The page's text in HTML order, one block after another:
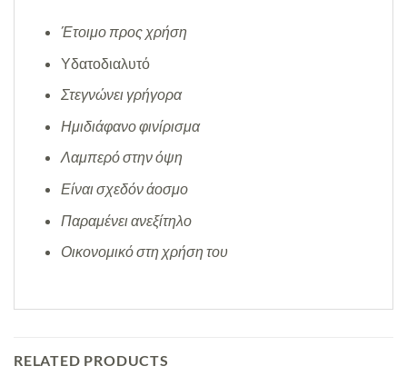
Έτοιμο προς χρήση
Υδατοδιαλυτό
Στεγνώνει γρήγορα
Ημιδιάφανο φινίρισμα
Λαμπερό στην όψη
Είναι σχεδόν άοσμο
Παραμένειανεξίτηλο
Οικονομικό στη χρήση του
RELATED PRODUCTS